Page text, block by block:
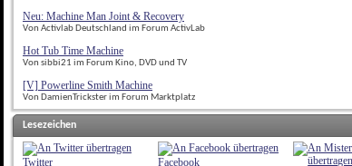
Neu: Machine Man Joint & Recovery
Von Activlab Deutschland im Forum ActivLab
Hot Tub Time Machine
Von sibbi21 im Forum Kino, DVD und TV
[V] Powerline Smith Machine
Von DamienTrickster im Forum Marktplatz
Lesezeichen
Twitter Facebook